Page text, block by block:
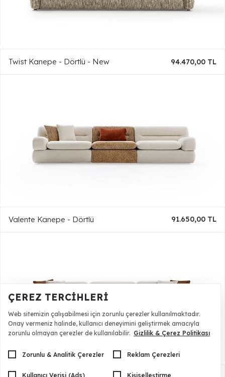
Twist Kanepe - Dörtlü - New 94.470,00 TL
Valente Kanepe - Dörtlü 91.650,00 TL
ÇEREZ TERCIHLERI
Web sitemizin çalışabilmesi için zorunlu çerezler kullanılmaktadır.
Onay vermeniz halinde, kullanıcı deneyimini geliştirmek amacıyla
zorunlu olmayan çerezler de kullanılabilir. Gizlilik & Çerez Politikası
Zorunlu & Analitik Çerezler Reklam Çerezleri
Kullanıcı Verisi (Ads) Kişiselleştirme